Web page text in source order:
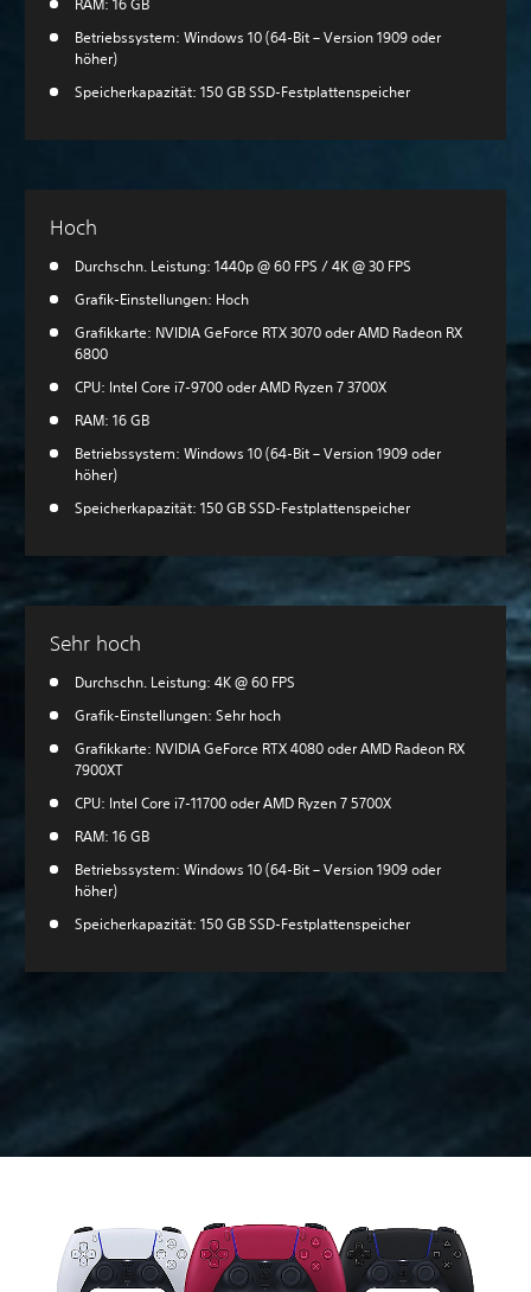
RAM: 16 GB
Betriebssystem: Windows 10 (64-Bit – Version 1909 oder
höher)
Speicherkapazität: 150 GB SSD-Festplattenspeicher
Hoch
Durchschn. Leistung: 1440p @ 60 FPS / 4K @ 30 FPS
Grafik-Einstellungen: Hoch
Grafikkarte: NVIDIA GeForce RTX 3070 oder AMD Radeon RX
6800
CPU: Intel Core i7-9700 oder AMD Ryzen 7 3700X
RAM: 16 GB
Betriebssystem: Windows 10 (64-Bit – Version 1909 oder
höher)
Speicherkapazität: 150 GB SSD-Festplattenspeicher
Sehr hoch
Durchschn. Leistung: 4K @ 60 FPS
Grafik-Einstellungen: Sehr hoch
Grafikkarte: NVIDIA GeForce RTX 4080 oder AMD Radeon RX
7900XT
CPU: Intel Core i7-11700 oder AMD Ryzen 7 5700X
RAM: 16 GB
Betriebssystem: Windows 10 (64-Bit – Version 1909 oder
höher)
Speicherkapazität: 150 GB SSD-Festplattenspeicher